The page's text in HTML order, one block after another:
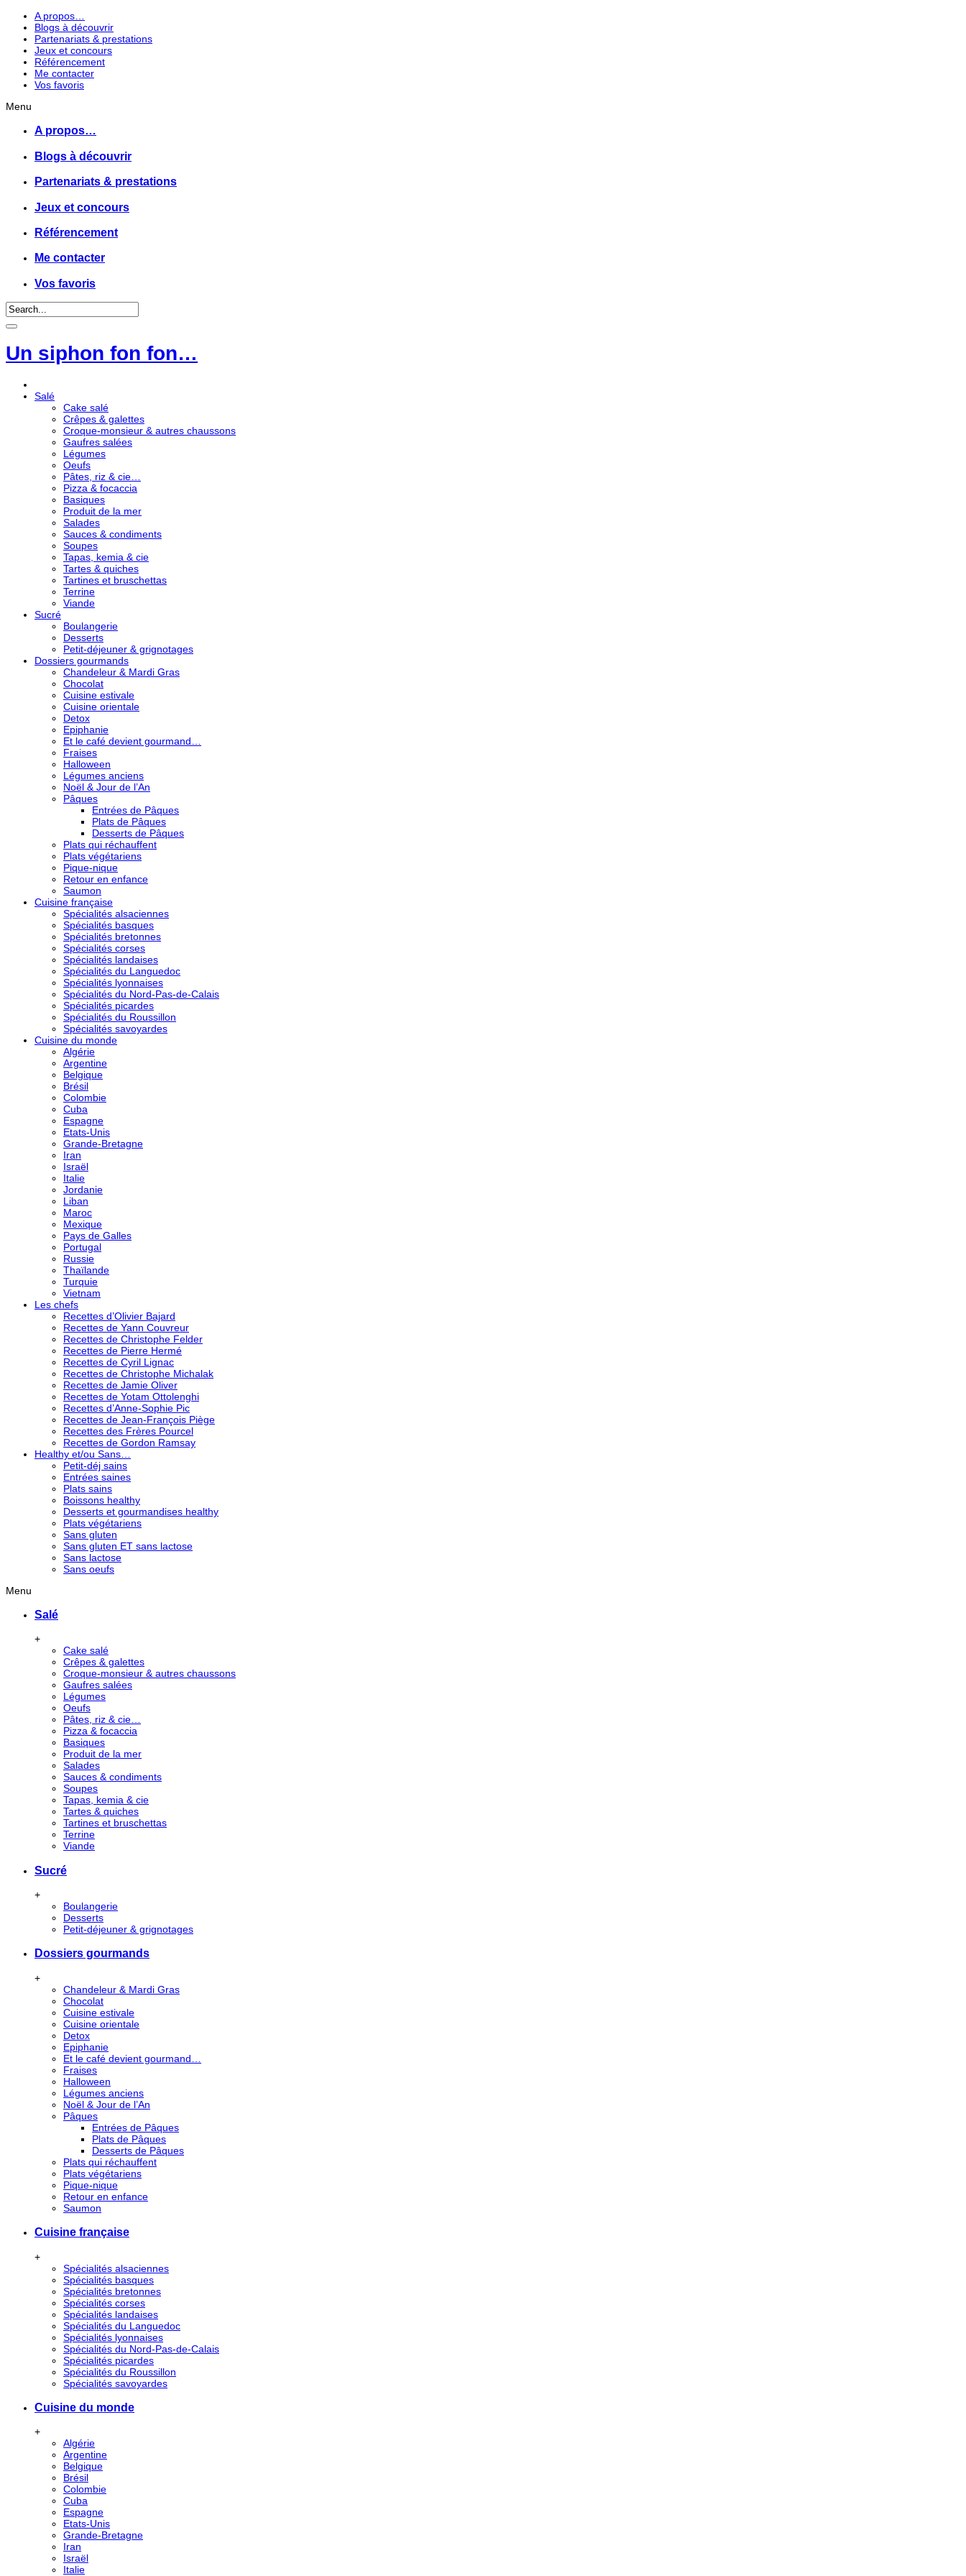
A propos…
Blogs à découvrir
Partenariats & prestations
Jeux et concours
Référencement
Me contacter
Vos favoris
Menu
A propos…
Blogs à découvrir
Partenariats & prestations
Jeux et concours
Référencement
Me contacter
Vos favoris
Un siphon fon fon…
Salé
Cake salé
Crêpes & galettes
Croque-monsieur & autres chaussons
Gaufres salées
Légumes
Oeufs
Pâtes, riz & cie…
Pizza & focaccia
Basiques
Produit de la mer
Salades
Sauces & condiments
Soupes
Tapas, kemia & cie
Tartes & quiches
Tartines et bruschettas
Terrine
Viande
Sucré
Boulangerie
Desserts
Petit-déjeuner & grignotages
Dossiers gourmands
Chandeleur & Mardi Gras
Chocolat
Cuisine estivale
Cuisine orientale
Detox
Epiphanie
Et le café devient gourmand…
Fraises
Halloween
Légumes anciens
Noël & Jour de l’An
Pâques
Entrées de Pâques
Plats de Pâques
Desserts de Pâques
Plats qui réchauffent
Plats végétariens
Pique-nique
Retour en enfance
Saumon
Cuisine française
Spécialités alsaciennes
Spécialités basques
Spécialités bretonnes
Spécialités corses
Spécialités landaises
Spécialités du Languedoc
Spécialités lyonnaises
Spécialités du Nord-Pas-de-Calais
Spécialités picardes
Spécialités du Roussillon
Spécialités savoyardes
Cuisine du monde
Algérie
Argentine
Belgique
Brésil
Colombie
Cuba
Espagne
Etats-Unis
Grande-Bretagne
Iran
Israël
Italie
Jordanie
Liban
Maroc
Mexique
Pays de Galles
Portugal
Russie
Thaïlande
Turquie
Vietnam
Les chefs
Recettes d’Olivier Bajard
Recettes de Yann Couvreur
Recettes de Christophe Felder
Recettes de Pierre Hermé
Recettes de Cyril Lignac
Recettes de Christophe Michalak
Recettes de Jamie Oliver
Recettes de Yotam Ottolenghi
Recettes d’Anne-Sophie Pic
Recettes de Jean-François Piège
Recettes des Frères Pourcel
Recettes de Gordon Ramsay
Healthy et/ou Sans…
Petit-déj sains
Entrées saines
Plats sains
Boissons healthy
Desserts et gourmandises healthy
Plats végétariens
Sans gluten
Sans gluten ET sans lactose
Sans lactose
Sans oeufs
Menu
Salé
+
Cake salé
Crêpes & galettes
Croque-monsieur & autres chaussons
Gaufres salées
Légumes
Oeufs
Pâtes, riz & cie…
Pizza & focaccia
Basiques
Produit de la mer
Salades
Sauces & condiments
Soupes
Tapas, kemia & cie
Tartes & quiches
Tartines et bruschettas
Terrine
Viande
Sucré
+
Boulangerie
Desserts
Petit-déjeuner & grignotages
Dossiers gourmands
+
Chandeleur & Mardi Gras
Chocolat
Cuisine estivale
Cuisine orientale
Detox
Epiphanie
Et le café devient gourmand…
Fraises
Halloween
Légumes anciens
Noël & Jour de l’An
Pâques
Entrées de Pâques
Plats de Pâques
Desserts de Pâques
Plats qui réchauffent
Plats végétariens
Pique-nique
Retour en enfance
Saumon
Cuisine française
+
Spécialités alsaciennes
Spécialités basques
Spécialités bretonnes
Spécialités corses
Spécialités landaises
Spécialités du Languedoc
Spécialités lyonnaises
Spécialités du Nord-Pas-de-Calais
Spécialités picardes
Spécialités du Roussillon
Spécialités savoyardes
Cuisine du monde
+
Algérie
Argentine
Belgique
Brésil
Colombie
Cuba
Espagne
Etats-Unis
Grande-Bretagne
Iran
Israël
Italie